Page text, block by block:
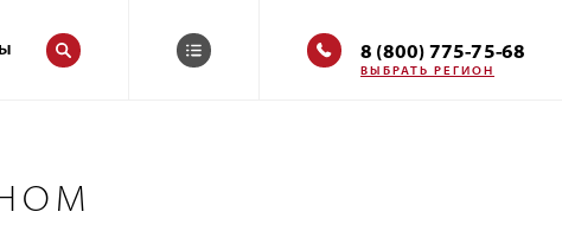
8 (800) 775-75-68
ВЫБРАТЬ РЕГИОН